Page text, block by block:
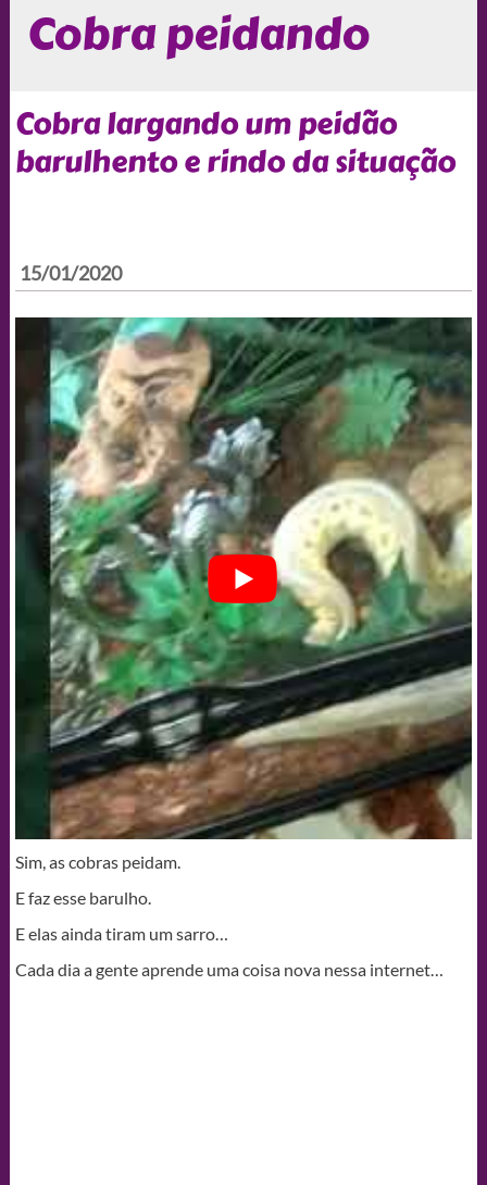
Cobra peidando
Cobra largando um peidão
barulhento e rindo da situação
15/01/2020
Sim, as cobras peidam.
E faz esse barulho.
E elas ainda tiram um sarro…
Cada dia a gente aprende uma coisa nova nessa internet…